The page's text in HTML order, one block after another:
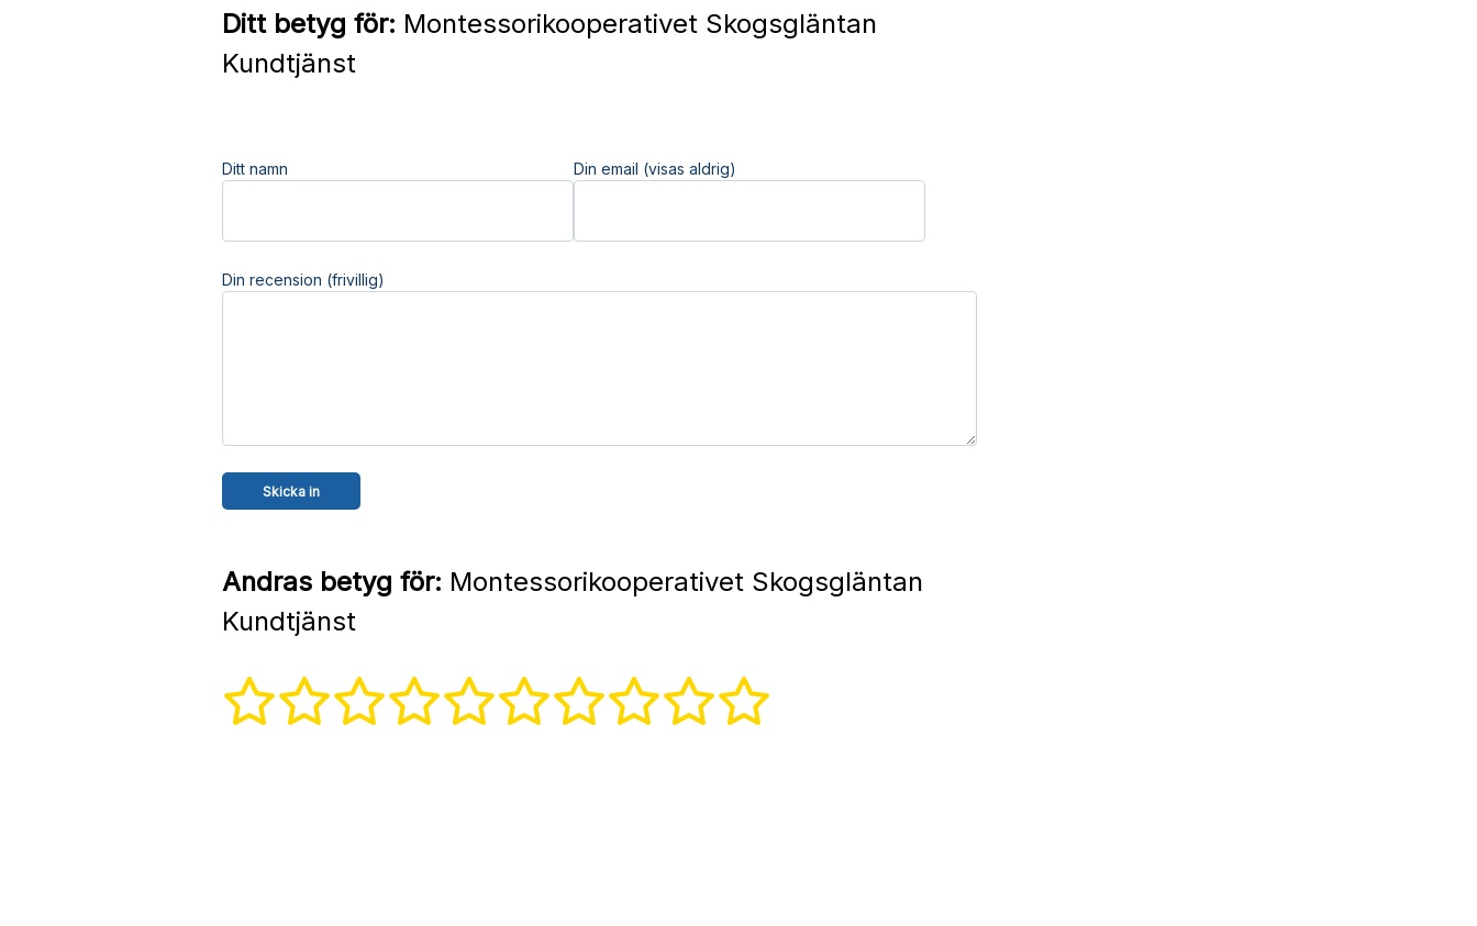
Ditt betyg för: Montessorikooperativet Skogsgläntan
Kundtjänst
Ditt namn Din email (visas aldrig)
Din recension (frivillig)
Andras betyg för: Montessorikooperativet Skogsgläntan
Kundtjänst